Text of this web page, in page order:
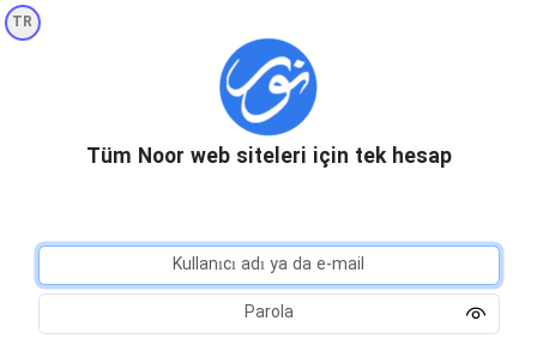
TR
Tüm Noor web siteleri için tek hesap